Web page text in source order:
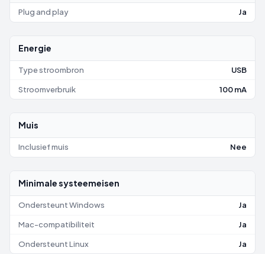
Plug and play Ja
Energie
Type stroombron USB
Stroomverbruik 100 mA
Muis
Inclusief muis Nee
Minimale systeemeisen
Ondersteunt Windows Ja
Mac-compatibiliteit Ja
Ondersteunt Linux Ja